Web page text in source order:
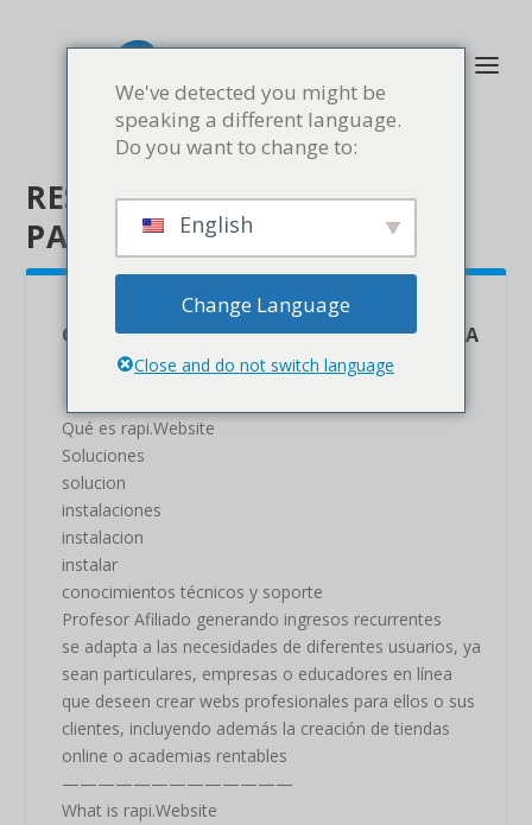
RESULTADOS DE BÚSQUEDA
PARA: “AGENCY”
QUÉ ES RAPI.WEBSITE DE FORMA RESUMIDA
Qué es rapi.Website
Soluciones
solucion
instalaciones
instalacion
instalar
conocimientos técnicos y soporte
Profesor Afiliado generando ingresos recurrentes
se adapta a las necesidades de diferentes usuarios, ya
sean particulares, empresas o educadores en línea
que deseen crear webs profesionales para ellos o sus
clientes, incluyendo además la creación de tiendas
online o academias rentables
—————————————
What is rapi.Website
We've detected you might be
speaking a different language.
Do you want to change to:
English
Change Language
Close and do not switch language